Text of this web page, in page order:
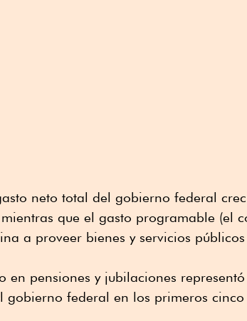
neto total del gobierno federal
que el gasto programable (el
a proveer bienes y servicios
en pensiones y jubilaciones
gobierno federal en los primeros cinco